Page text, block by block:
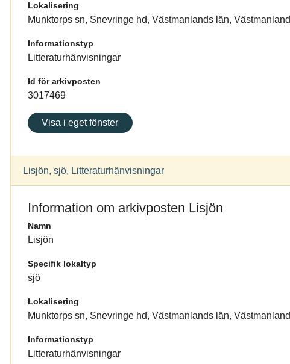
Lokalisering
Munktorps sn, Snevringe hd, Västmanlands län, Västmanland
Informationstyp
Litteraturhänvisningar
Id för arkivposten
3017469
Visa i eget fönster
Lisjön, sjö, Litteraturhänvisningar
Information om arkivposten Lisjön
Namn
Lisjön
Specifik lokaltyp
sjö
Lokalisering
Munktorps sn, Snevringe hd, Västmanlands län, Västmanland
Informationstyp
Litteraturhänvisningar